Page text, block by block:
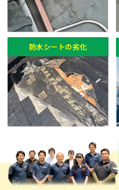
防水シートの劣化